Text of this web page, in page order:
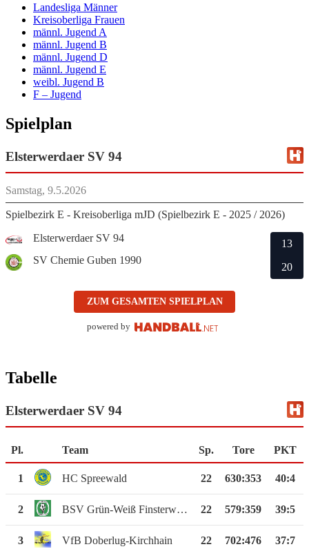
Landesliga Männer
Kreisoberliga Frauen
männl. Jugend A
männl. Jugend B
männl. Jugend D
männl. Jugend E
weibl. Jugend B
F – Jugend
Spielplan
Elsterwerdaer SV 94
Samstag, 9.5.2026
Spielbezirk E - Kreisoberliga mJD (Spielbezirk E - 2025 / 2026)
Elsterwerdaer SV 94
SV Chemie Guben 1990
13
20
ZUM GESAMTEN SPIELPLAN
powered by
Tabelle
Elsterwerdaer SV 94
Pl. Team Sp. Tore PKT
1 HC Spreewald 22 630:353 40:4
2 BSV Grün-Weiß Finsterwalde 22 579:359 39:5
3 VfB Doberlug-Kirchhain 22 702:476 37:7